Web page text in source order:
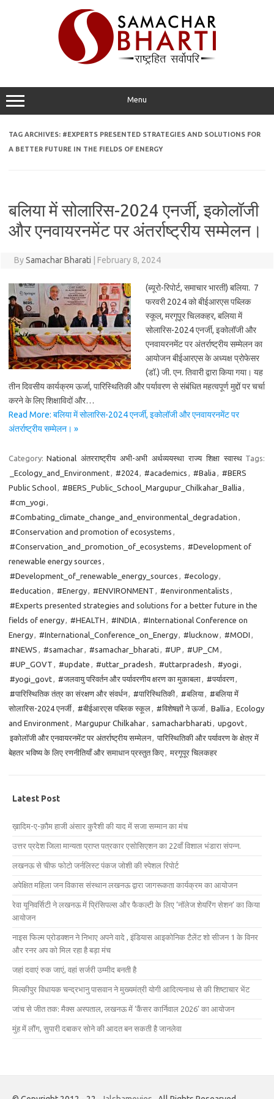
Menu
TAG ARCHIVES: #EXPERTS PRESENTED STRATEGIES AND SOLUTIONS FOR
A BETTER FUTURE IN THE FIELDS OF ENERGY
बलिया में सोलारिस-2024 एनर्जी, इकोलॉजी
और एनवायरनमेंट पर अंतर्राष्ट्रीय सम्मेलन।
BySamachar Bharati February 8, 2024
(ब्यूरो-रिपोर्ट, समाचार भारती) बलिया. 7
फरवरी 2024 को बीईआरएस पब्लिक
स्कूल, मरगूपूर चिलकहर, बलिया में
सोलारिस-2024 एनर्जी, इकोलॉजी और
एनवायरनमेंट पर अंतर्राष्ट्रीय सम्मेलन का
आयोजन बीईआरएस के अध्यक्ष प्रोफेसर
(डॉ.) जी. एन. तिवारी द्वारा किया गया। यह
तीन दिवसीय कार्यक्रम ऊर्जा, पारिस्थितिकी और पर्यावरण से संबंधित महत्वपूर्ण मुद्दों पर चर्चा
करने के लिए शिक्षाविदों और…
Read More: बलिया में सोलारिस-2024 एनर्जी, इकोलॉजी और एनवायरनमेंट पर
अंतर्राष्ट्रीय सम्मेलन। »
Category: National अंतरराष्ट्रीय अभी-अभी अर्थव्ययस्था राज्य शिक्षा स्वास्थ Tags:
_Ecology_and_Environment, #2024, #academics , #Balia , #BERS
Public School, #BERS_Public_School_Margupur_Chilkahar_Ballia ,
#cm_yogi ,
#Combating_climate_change_and_environmental_degradation ,
#Conservation and promotion of ecosystems ,
#Conservation_and_promotion_of_ecosystems , #Development of
renewable energy sources ,
#Development_of_renewable_energy_sources , #ecology,
#education , #Energy, #ENVIRONMENT , #environmentalists ,
#Experts presented strategies and solutions for a better future in the
fields of energy, #HEALTH , #INDIA , #International Conference on
Energy, #International_Conference_on_Energy, #lucknow, #MODI ,
#NEWS , #samachar, #samachar_bharati , #UP , #UP_CM ,
#UP_GOVT , #update , #uttar_pradesh , #uttarpradesh , #yogi ,
#yogi_govt, #जलवायु परिवर्तन और पर्यावरणीय क्षरण का मुकाबला, #पर्यावरण,
#पारिस्थितिक तंत्र का संरक्षण और संवर्धन, #पारिस्थितिकी, #बलिया, #बलिया में
सोलारिस-2024 एनर्जी, #बीईआरएस पब्लिक स्कूल, #विशेषज्ञों ने ऊर्जा, Ballia , Ecology
and Environment, Margupur Chilkahar, samacharbharati , upgovt,
इकोलॉजी और एनवायरनमेंट पर अंतर्राष्ट्रीय सम्मेलन, पारिस्थितिकी और पर्यावरण के क्षेत्र में
बेहतर भविष्य के लिए रणनीतियाँ और समाधान प्रस्तुत किए, मरगूपूर चिलकहर
Latest Post
ख़ादिम-ए-क़ौम हाजी अंसार कुरैशी की याद में सजा सम्मान का मंच
उत्तर प्रदेश जिला मान्यता प्राप्त पत्रकार एसोसिएशन का 22वाँ विशाल भंडारा संपन्न.
लखनऊ से चीफ फोटो जर्नलिस्ट पंकज जोशी की स्पेशल रिपोर्ट
अपेक्षित महिला जन विकास संस्थान लखनऊ द्वारा जागरूकता कार्यक्रम का आयोजन
रेवा यूनिवर्सिटी ने लखनऊ में प्रिंसिपल्स और फैकल्टी के लिए ‘नॉलेज शेयरिंग सेशन’ का किया
आयोजन
नाइस फिल्म प्रोडक्शन ने निभाए अपने वादे , इंडियास आइकोनिक टैलेंट शो सीजन 1 के विनर
और रनर अप को मिल रहा है बड़ा मंच
जहां दवाएं रुक जाएं, वहां सर्जरी उम्मीद बनती है
मिल्कीपुर विधायक चन्द्रभानु पासवान ने मुख्यमंत्री योगी आदित्यनाथ से की शिष्टाचार भेंट
जांच से जीत तक: मैक्स अस्पताल, लखनऊ में ‘कैंसर कार्निवाल 2026’ का आयोजन
मुंह में लौंग, सुपारी दबाकर सोने की आदत बन सकती है जानलेवा